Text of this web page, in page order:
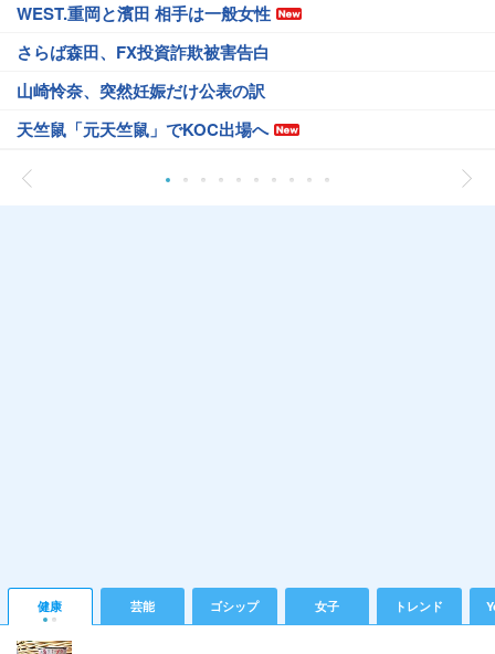
WEST.重岡と濱田 相手は一般女性
さらば森田、FX投資詐欺被害告白
山崎怜奈、突然妊娠だけ公表の訳
天竺鼠「元天竺鼠」でKOC出場へ
健康 芸能 ゴシップ 女子 トレンド